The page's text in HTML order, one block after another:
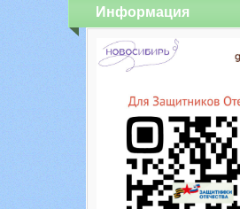
Информация